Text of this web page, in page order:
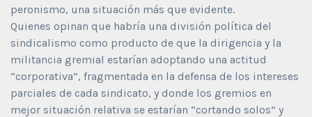
peronismo, una situación más que evidente.
Quienes opinan que habría una división política del
sindicalismo como producto de que la dirigencia y la
militancia gremial estarían adoptando una actitud
“corporativa”, fragmentada en la defensa de los intereses
parciales de cada sindicato, y donde los gremios en
mejor situación relativa se estarían “cortando solos” y